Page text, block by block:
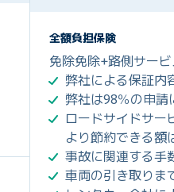
全額負担保険
免除免除+路側サー
弊社による保証内
弊社は98％の申請
ロードサイドサー
より節約できる額
事故に関連する手
車両の引き取りま